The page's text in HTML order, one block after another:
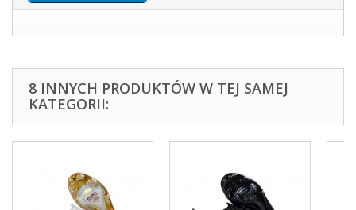
8 INNYCH PRODUKTÓW W TEJ SAMEJ
KATEGORII: